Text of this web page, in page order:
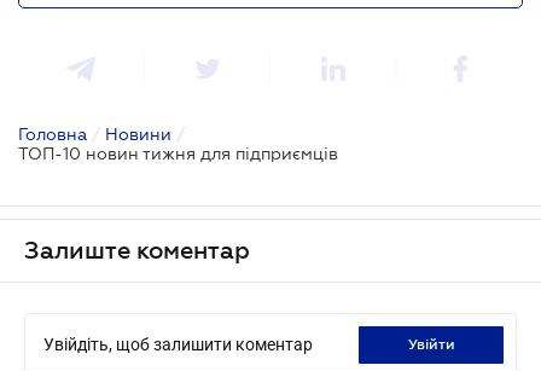
Головна / Новини /
ТОП-10 новин тижня для підприємців
Залиште коментар
Увійдіть, щоб залишити коментар увійти